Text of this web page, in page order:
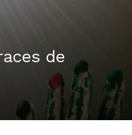
de